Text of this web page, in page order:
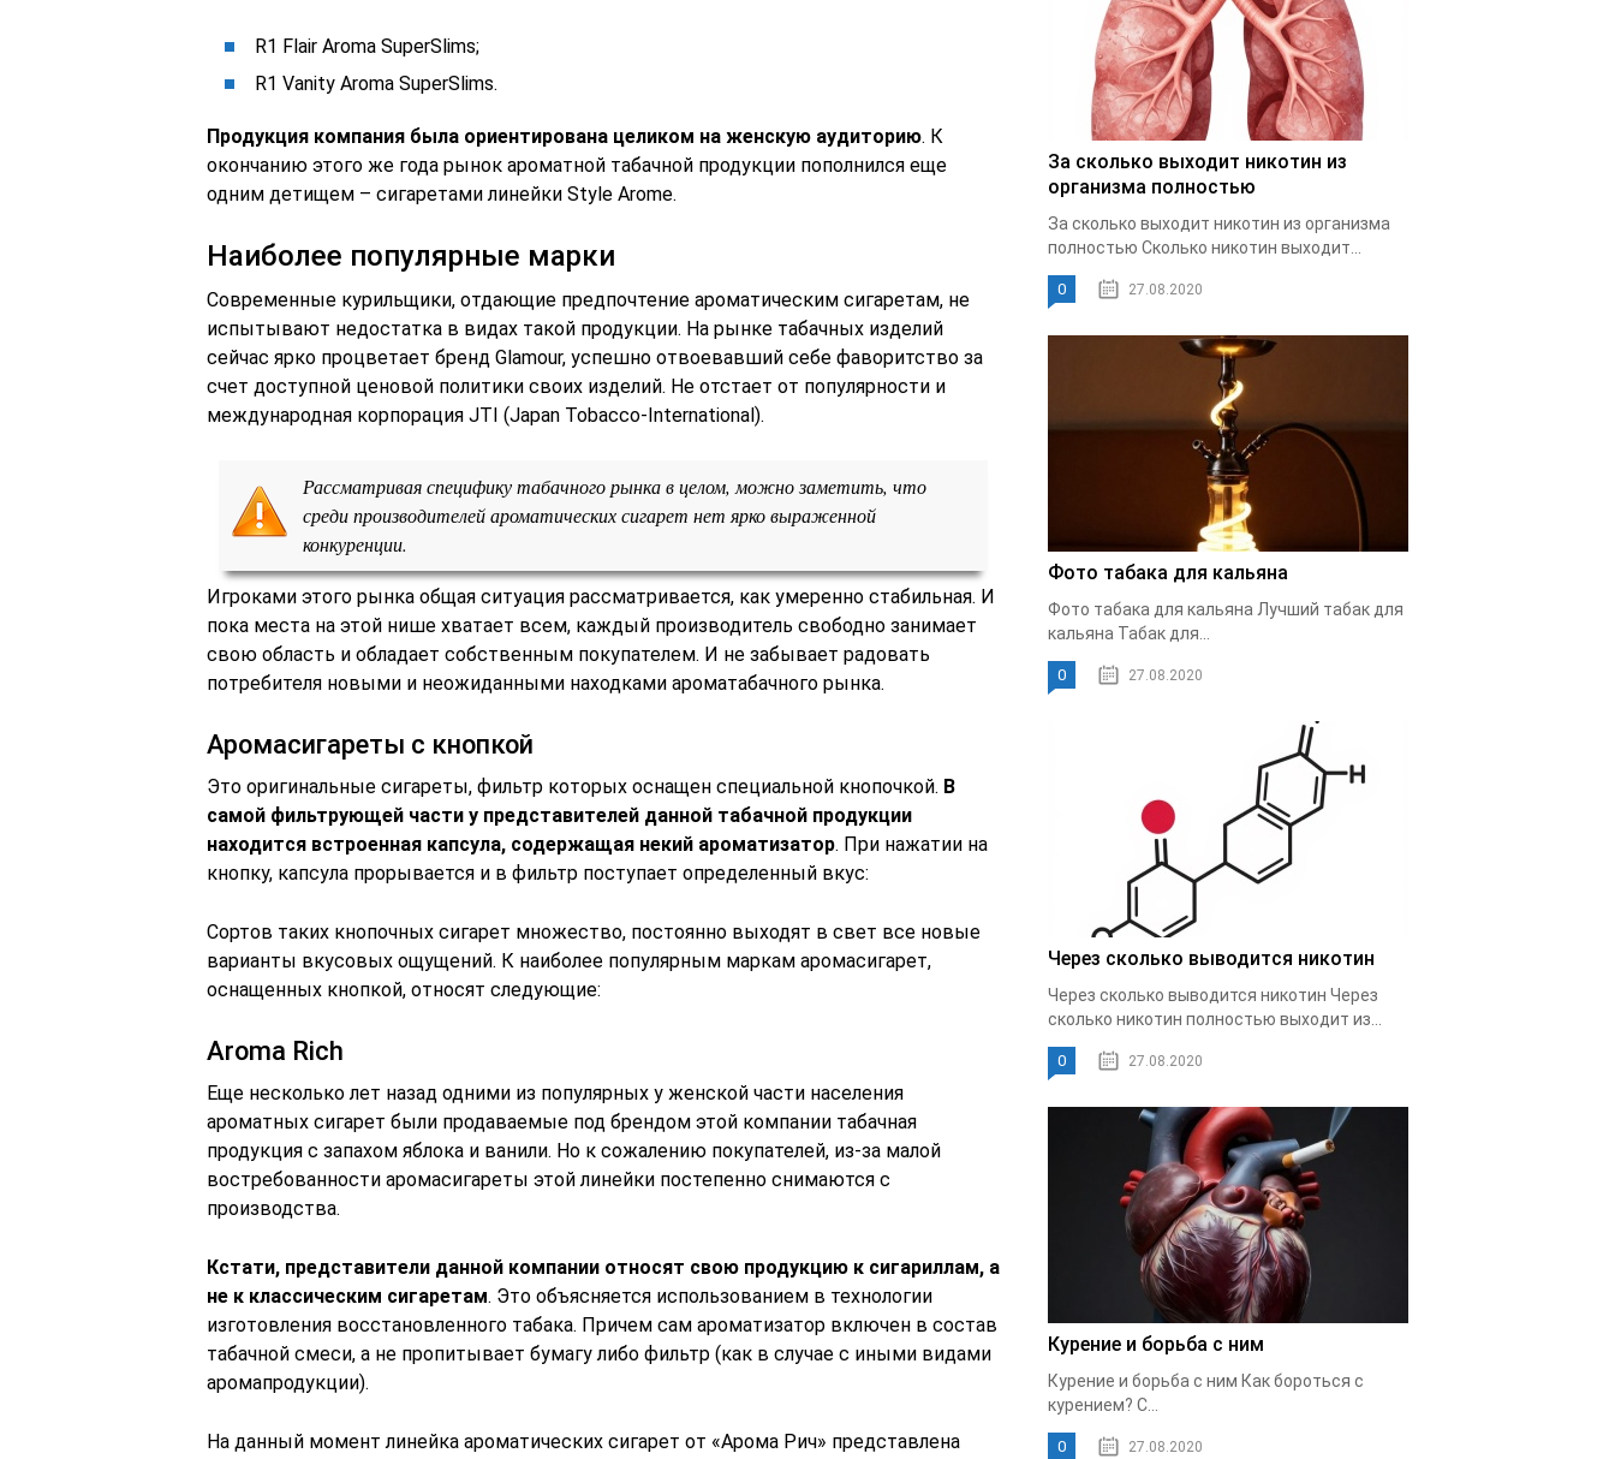
R1 Flair Aroma SuperSlims;
R1 Vanity Aroma SuperSlims.
Продукция компания была ориентирована целиком на женскую аудиторию. К
окончанию этого же года рынок ароматной табачной продукции пополнился еще
одним детищем – сигаретами линейки Style Arome.
Наиболее популярные марки
Современные курильщики, отдающие предпочтение ароматическим сигаретам, не
испытывают недостатка в видах такой продукции. На рынке табачных изделий
сейчас ярко процветает бренд Glamour, успешно отвоевавший себе фаворитство за
счет доступной ценовой политики своих изделий. Не отстает от популярности и
международная корпорация JTI (Japan Tobacco-International).
Рассматривая специфику табачного рынка в целом, можно заметить, что
среди производителей ароматических сигарет нет ярко выраженной
конкуренции.
Игроками этого рынка общая ситуация рассматривается, как умеренно стабильная. И
пока места на этой нише хватает всем, каждый производитель свободно занимает
свою область и обладает собственным покупателем. И не забывает радовать
потребителя новыми и неожиданными находками ароматабачного рынка.
Аромасигареты с кнопкой
Это оригинальные сигареты, фильтр которых оснащен специальной кнопочкой. В
самой фильтрующей части у представителей данной табачной продукции
находится встроенная капсула, содержащая некий ароматизатор. При нажатии на
кнопку, капсула прорывается и в фильтр поступает определенный вкус:
Сортов таких кнопочных сигарет множество, постоянно выходят в свет все новые
варианты вкусовых ощущений. К наиболее популярным маркам аромасигарет,
оснащенных кнопкой, относят следующие:
Aroma Rich
Еще несколько лет назад одними из популярных у женской части населения
ароматных сигарет были продаваемые под брендом этой компании табачная
продукция с запахом яблока и ванили. Но к сожалению покупателей, из-за малой
востребованности аромасигареты этой линейки постепенно снимаются с
производства.
Кстати, представители данной компании относят свою продукцию к сигариллам, а
не к классическим сигаретам. Это объясняется использованием в технологии
изготовления восстановленного табака. Причем сам ароматизатор включен в состав
табачной смеси, а не пропитывает бумагу либо фильтр (как в случае с иными видами
аромапродукции).
На данный момент линейка ароматических сигарет от «Арома Рич» представлена
За сколько выходит никотин из
организма полностью
За сколько выходит никотин из организма
полностью Cколько никотин выходит...
0 27.08.2020
Фото табака для кальяна
Фото табака для кальяна Лучший табак для
кальяна Табак для...
0 27.08.2020
Через сколько выводится никотин
Через сколько выводится никотин Через
сколько никотин полностью выходит из...
0 27.08.2020
Курение и борьба с ним
Курение и борьба с ним Как бороться с
курением? С...
0 27.08.2020